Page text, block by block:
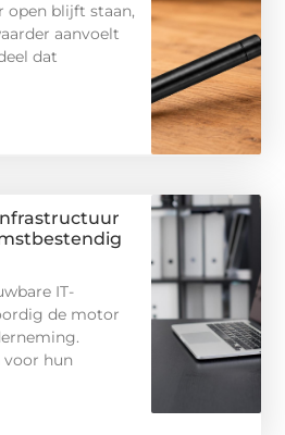
open blijft staan,
aanvoelt
dat
IT-
de motor
hun